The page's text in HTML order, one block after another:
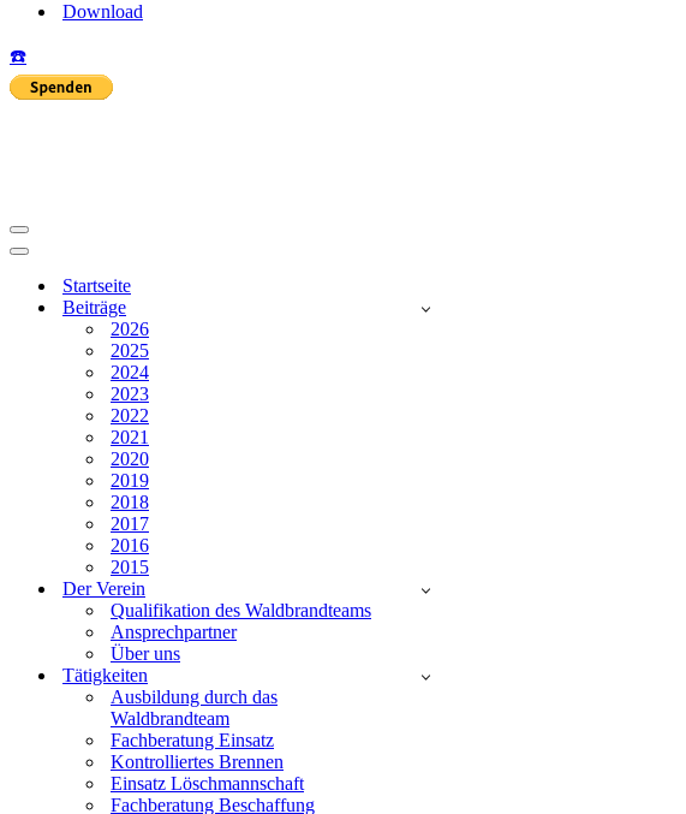
Download
☎️
Navigationsmenü
Navigationsmenü
Startseite
Beiträge
2026
2025
2024
2023
2022
2021
2020
2019
2018
2017
2016
2015
Der Verein
Qualifikation des Waldbrandteams
Ansprechpartner
Über uns
Tätigkeiten
Ausbildung durch das
Waldbrandteam
Fachberatung Einsatz
Kontrolliertes Brennen
Einsatz Löschmannschaft
Fachberatung Beschaffung